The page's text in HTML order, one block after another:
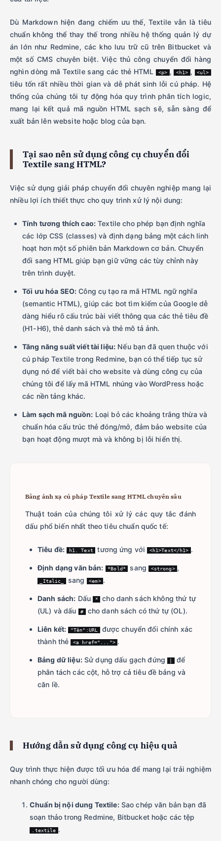
Dù Markdown hiện đang chiếm ưu thế, Textile vẫn là tiêu
chuẩn không thể thay thế trong nhiều hệ thống quản lý dự
án lớn như Redmine, các kho lưu trữ cũ trên Bitbucket và
một số CMS chuyên biệt. Việc thủ công chuyển đổi hàng
nghìn dòng mã Textile sang các thẻ HTML <p> , <h1> , <ul>
tiêu tốn rất nhiều thời gian và dễ phát sinh lỗi cú pháp. Hệ
thống của chúng tôi tự động hóa quy trình phân tích logic,
mang lại kết quả mã nguồn HTML sạch sẽ, sẵn sàng để
xuất bản lên website hoặc blog của bạn.
Tại sao nên sử dụng công cụ chuyển đổi
Textile sang HTML?
Việc sử dụng giải pháp chuyển đổi chuyên nghiệp mang lại
nhiều lợi ích thiết thực cho quy trình xử lý nội dung:
Tính tương thích cao:Textile cho phép bạn định nghĩa
các lớp CSS (classes) và định dạng bảng một cách linh
hoạt hơn một số phiên bản Markdown cơ bản. Chuyển
đổi sang HTML giúp bạn giữ vững các tùy chỉnh này
trên trình duyệt.
Tối ưu hóa SEO: Công cụ tạo ra mã HTML ngữ nghĩa
(semantic HTML), giúp các bot tìm kiếm của Google dễ
dàng hiểu rõ cấu trúc bài viết thông qua các thẻ tiêu đề
(H1-H6), thẻ danh sách và thẻ mô tả ảnh.
Tăng năng suất viết tài liệu: Nếu bạn đã quen thuộc với
cú pháp Textile trong Redmine, bạn có thể tiếp tục sử
dụng nó để viết bài cho website và dùng công cụ của
chúng tôi để lấy mã HTML nhúng vào WordPress hoặc
các nền tảng khác.
Làm sạch mã nguồn: Loại bỏ các khoảng trắng thừa và
chuẩn hóa cấu trúc thẻ đóng/mở, đảm bảo website của
bạn hoạt động mượt mà và không bị lỗi hiển thị.
Bảng ánh xạ cú pháp Textile sang HTML chuyên sâu
Thuật toán của chúng tôi xử lý các quy tắc đánh
dấu phổ biến nhất theo tiêu chuẩn quốc tế:
Tiêu đề: h1. Text tương ứng với <h1>Text</h1> .
Định dạng văn bản: *Bold* sang <strong> ,
_Italic_ sang <em> .
Danh sách: Dấu *
cho danh sách không thứ tự
(UL) và dấu
# cho danh sách có thứ tự (OL).
Liên kết: "Tên":URL
được chuyển đổi chính xác
thành thẻ <a href="..."> .
Bảng dữ liệu:Sử dụng dấu gạch đứng
để
phân tách các cột, hỗ trợ cả tiêu đề bảng và
căn lề.
Hướng dẫn sử dụng công cụ hiệu quả
Quy trình thực hiện được tối ưu hóa để mang lại trải nghiệm
nhanh chóng cho người dùng:
Chuẩn bị nội dung Textile:Sao chép văn bản bạn đã
soạn thảo trong Redmine, Bitbucket hoặc các tệp
.textile .